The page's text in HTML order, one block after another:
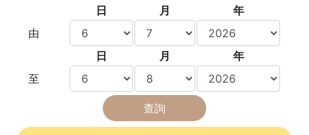
日 月
年
由
日
月
年
至